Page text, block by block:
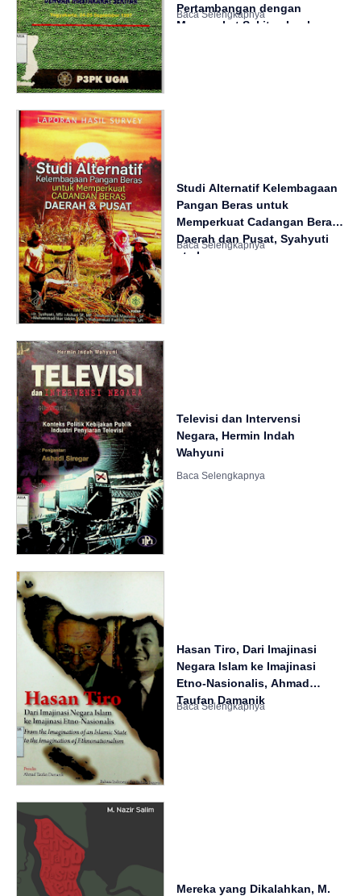
Pertambangan dengan
Masyarakat Sekitar, Loekman
Studi Alternatif Kelembagaan
Pangan Beras untuk
Memperkuat Cadangan Beras
Daerah dan Pusat, Syahyuti
et.al.
Televisi dan Intervensi
Negara, Hermin Indah
Wahyuni
Hasan Tiro, Dari Imajinasi
Negara Islam ke Imajinasi
Etno-Nasionalis, Ahmad
Taufan Damanik
Mereka yang Dikalahkan, M.